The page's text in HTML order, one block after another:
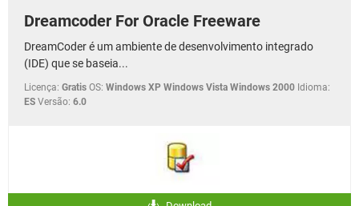
Dreamcoder For Oracle Freeware
DreamCoder é um ambiente de desenvolvimento integrado
(IDE) que se baseia...
Licença: Gratis OS: Windows XP Windows Vista Windows 2000 Idioma:
ES Versão: 6.0